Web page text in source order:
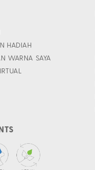
HADIAH
WARNA SAYA